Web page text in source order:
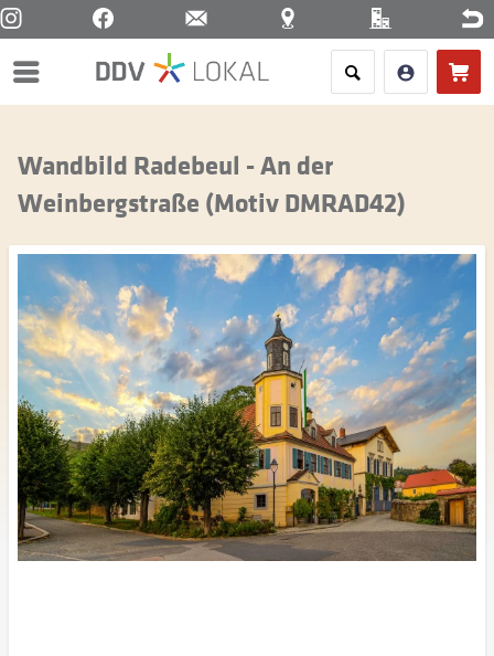
Menü
Wandbild Radebeul - An der
Weinbergstraße (Motiv DMRAD42)